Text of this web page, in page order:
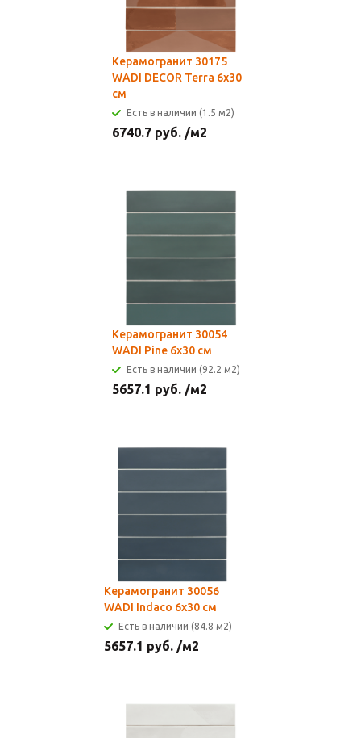
Керамогранит 30175
WADI DECOR Terra 6x30
см
Есть в наличии (1.5 м2)
6740.7 руб. /м2
Керамогранит 30054
WADI Pine 6x30 см
Есть в наличии (92.2 м2)
5657.1 руб. /м2
Керамогранит 30056
WADI Indaco 6x30 см
Есть в наличии (84.8 м2)
5657.1 руб. /м2